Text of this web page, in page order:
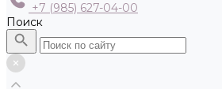
+7 (985) 627-04-00
Поиск